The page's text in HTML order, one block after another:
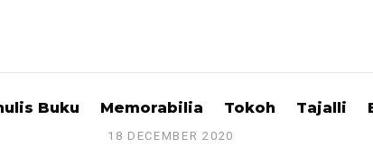
Buku Memorabilia Tokoh Tajalli
18 DECEMBER 2020